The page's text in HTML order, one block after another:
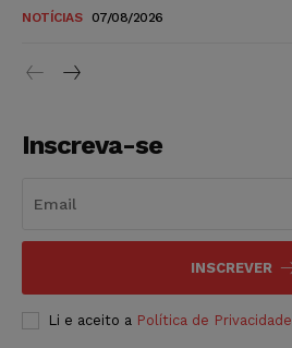
NOTÍCIAS 07/08/2026
Inscreva-se
INSCREVER
Li e aceito a Política de Privacidade